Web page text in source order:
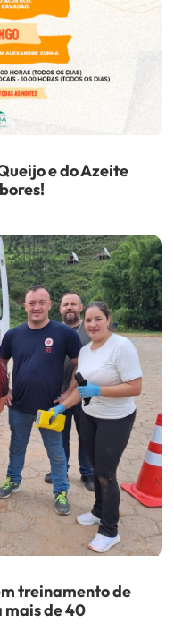
e do Azeite
treinamento de
mais de 40